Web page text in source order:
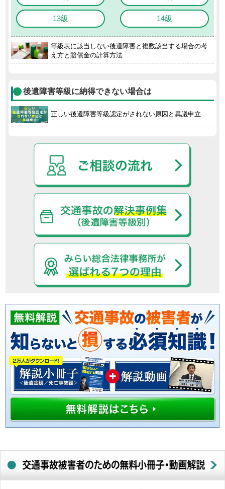
13級 14級
等級表に該当しない後遺障害と複数該当する場合の考
え方と賠償金の計算方法
後遺障害等級に納得できない場合は
正しい後遺障害等級認定がされない原因と異議申立